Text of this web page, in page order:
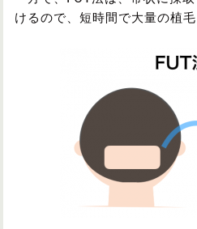
けるので、短時間で大量の植